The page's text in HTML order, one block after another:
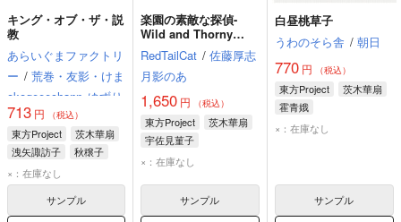
キング・オブ・ザ・説
教
あらいぐまファクトリ
ー / 荒巻・友影・けま
okogeeechann ゆずり
713 円 （税込）
東方Project
茨木華扇
洩矢諏訪子
秋穣子
×：在庫なし
サンプル
楽園の素敵な探偵-
Wild and Thorny
Detectives.-
RedTailCat / 佐藤厚志
月影のあ
1,650 円 （税込）
東方Project
茨木華扇
宇佐見菫子
×：在庫なし
サンプル
白昼桃草子
うわのそら舎 / 朝日
770円 （税込）
東方Project
茨木華扇
霍青娥
×：在庫なし
サンプル